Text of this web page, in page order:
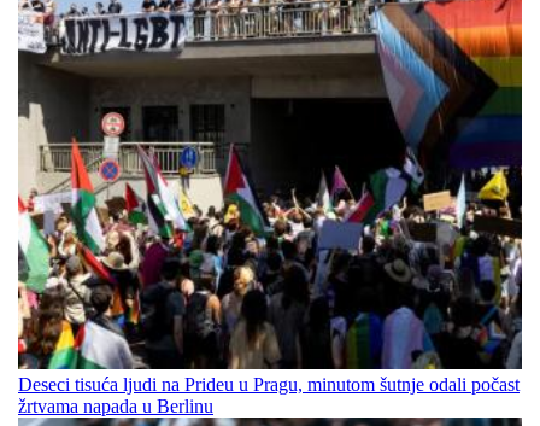
Deseci tisuća ljudi na Prideu u Pragu, minutom šutnje odali počast
žrtvama napada u Berlinu